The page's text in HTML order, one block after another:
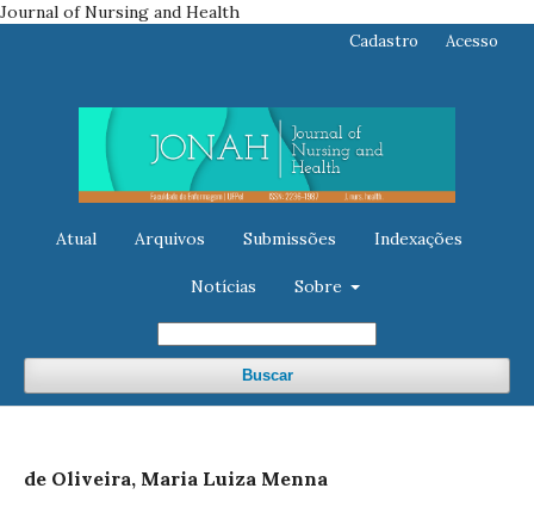
Journal of Nursing and Health
Atual Arquivos Submissões Indexações
Notícias Sobre
Buscar
Cadastro Acesso
de Oliveira, Maria Luiza Menna